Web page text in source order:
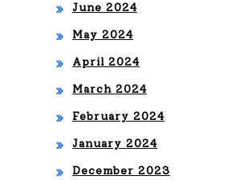
June 2024
May 2024
April 2024
March 2024
February 2024
January 2024
December 2023